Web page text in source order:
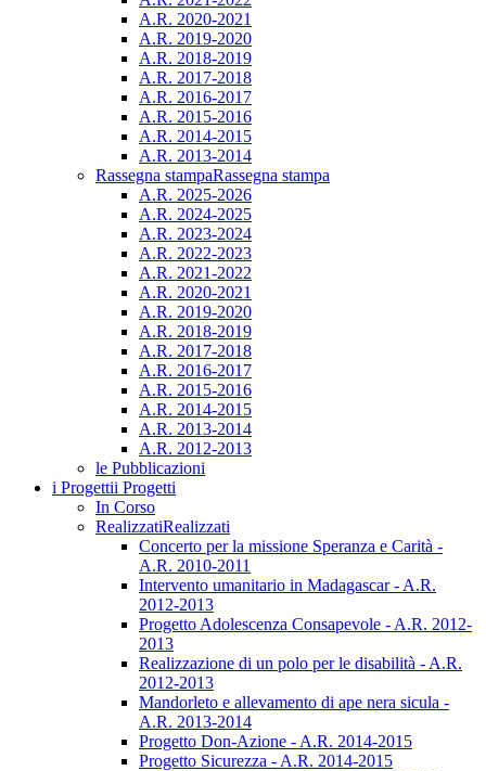
A.R. 2020-2021
A.R. 2019-2020
A.R. 2018-2019
A.R. 2017-2018
A.R. 2016-2017
A.R. 2015-2016
A.R. 2014-2015
A.R. 2013-2014
Rassegna stampaRassegna stampa
A.R. 2025-2026
A.R. 2024-2025
A.R. 2023-2024
A.R. 2022-2023
A.R. 2021-2022
A.R. 2020-2021
A.R. 2019-2020
A.R. 2018-2019
A.R. 2017-2018
A.R. 2016-2017
A.R. 2015-2016
A.R. 2014-2015
A.R. 2013-2014
A.R. 2012-2013
le Pubblicazioni
i Progettii Progetti
In Corso
RealizzatiRealizzati
Concerto per la missione Speranza e Carità -
A.R. 2010-2011
Intervento umanitario in Madagascar - A.R.
2012-2013
Progetto Adolescenza Consapevole - A.R. 2012-
2013
Realizzazione di un polo per le disabilità - A.R.
2012-2013
Mandorleto e allevamento di ape nera sicula -
A.R. 2013-2014
Progetto Don-Azione - A.R. 2014-2015
Progetto Sicurezza - A.R. 2014-2015